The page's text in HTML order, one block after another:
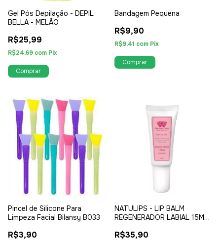
Gel Pós Depilação - DEPIL
BELLA - MELÃO
R$25,99
R$24,69 com Pix
Bandagem Pequena
R$9,90
R$9,41 com Pix
Pincel de Silicone Para
Limpeza Facial Bilansy B033
R$3,90
NATULIPS - LIP BALM
REGENERADOR LABIAL 15ML -
R$35,90